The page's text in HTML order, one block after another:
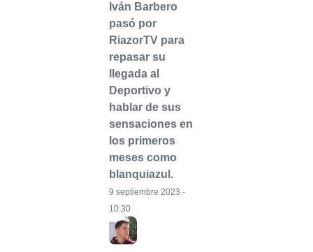
Iván Barbero
pasó por
RiazorTV para
repasar su
llegada al
Deportivo y
hablar de sus
sensaciones en
los primeros
meses como
blanquiazul.
9 septiembre 2023 -
10:30